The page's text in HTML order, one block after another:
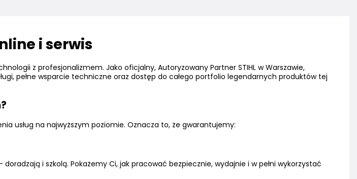
i serwis
z profesjonalizmem. Jako oficjalny, Autoryzowany Partner STIHL w Warszawie,
pełne wsparcie techniczne oraz dostęp do całego portfolio legendarnych produktów tej
usług na najwyższym poziomie. Oznacza to, że gwarantujemy:
doradzają i szkolą. Pokażemy Ci, jak pracować bezpiecznie, wydajnie i w pełni wykorzystać